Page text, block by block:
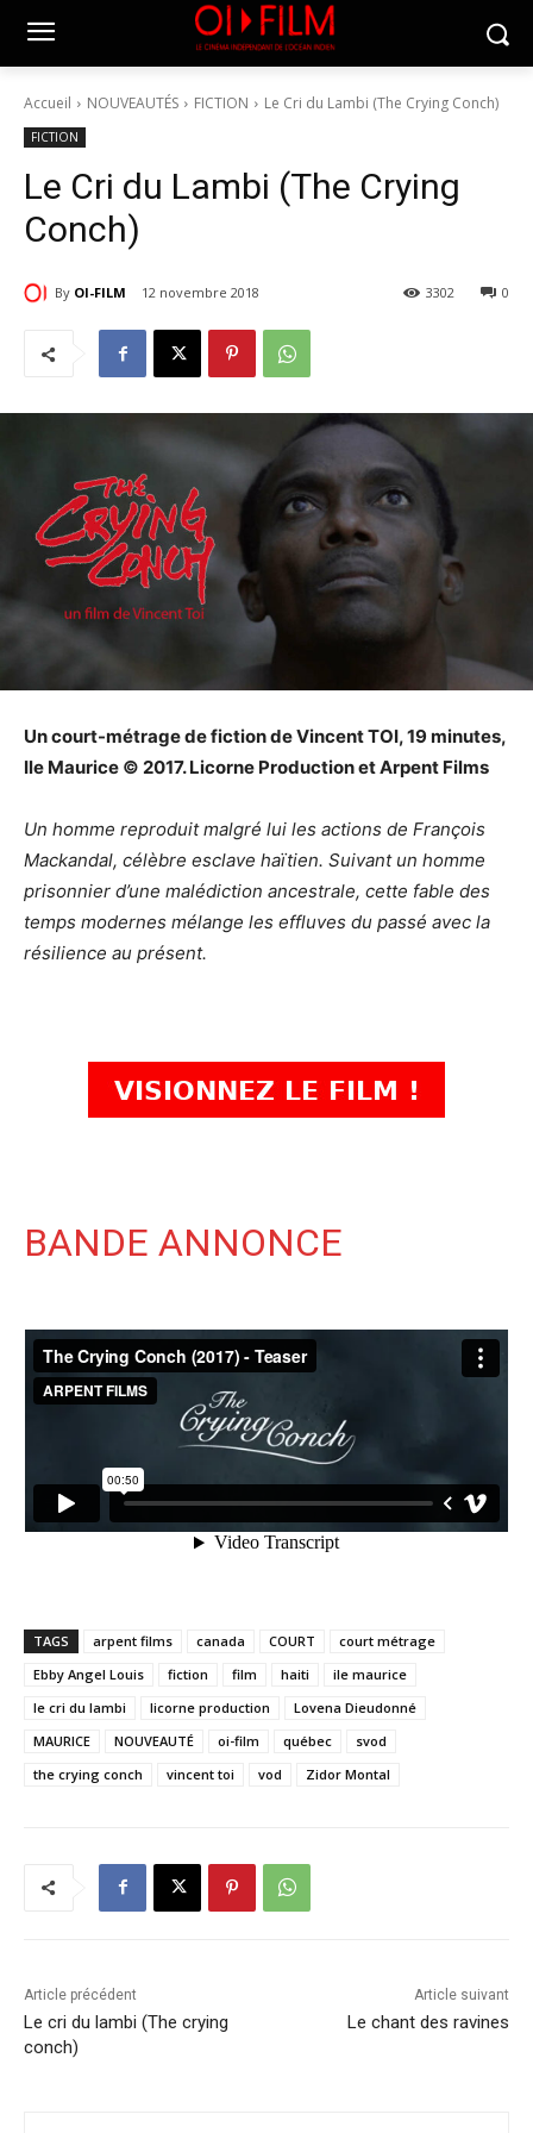
Accueil NOUVEAUTÉS FICTION Le Cri du Lambi (The Crying Conch)
FICTION
Le Cri du Lambi (The Crying
Conch)
By OI-FILM 12 novembre 2018 0
3302
Un court-métrage de fiction de Vincent TOI, 19 minutes,
Ile Maurice © 2017. Licorne Production et Arpent Films
Un homme reproduit malgré lui les actions de François
Mackandal, célèbre esclave haïtien. Suivant un homme
prisonnier d’une malédiction ancestrale, cette fable des
temps modernes mélange les effluves du passé avec la
résilience au présent.
BANDE ANNONCE
TAGS arpent films canada COURT
court métrage
Ebby Angel Louis
fiction film haiti
ile maurice
le cri du lambi
licorne production
Lovena Dieudonné
MAURICE
NOUVEAUTÉ oi-film québec
svod
the crying conch
vincent toi vod Zidor Montal
Article précédent
Le cri du lambi (The crying
conch)
Article suivant
Le chant des ravines